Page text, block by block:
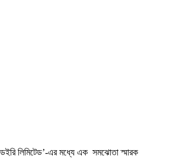
ডেইরি লিমিটেড’-এর মধ্যে এক সমঝোতা স্মারক